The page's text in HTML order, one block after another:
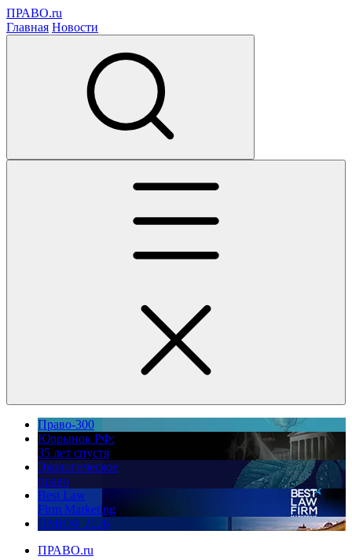
ПРАВО.ru
Главная Новости
Право-300
Юррынок РФ:
35 лет спустя
Экологическое
право
Best Law
Firm Marketing
ПМЮФ 2026
ПРАВО.ru